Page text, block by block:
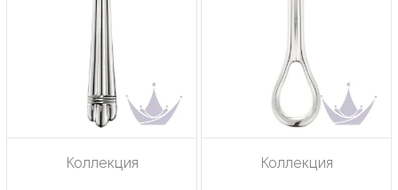
Коллекция Коллекция